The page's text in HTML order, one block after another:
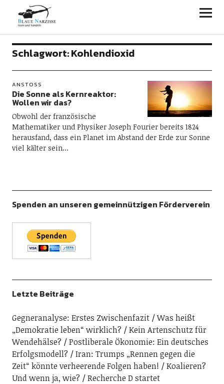
Blaue Narzisse
Schlagwort:Kohlendioxid
ANSTOSS
Die Sonne als Kernreaktor:
Wollen wir das?
Obwohl der französische
Mathematiker und Physiker Joseph Fourier bereits 1824
herausfand, dass ein Planet im Abstand der Erde zur Sonne
viel kälter sein…
Spenden an unseren gemeinnützigen Förderverein
Letzte Beiträge
Gegneranalyse: Erstes Zwischenfazit
Was heißt
„Demokratie leben“ wirklich?
Kein Artenschutz für
Wendehälse?
Postliberale Ökonomie: Ein deutsches
Erfolgsmodell?
Iran: Trumps „Rennen gegen die
Zeit“ könnte verheerende Folgen haben!
Koalieren?
Und wenn ja, wie?
Recherche D startet